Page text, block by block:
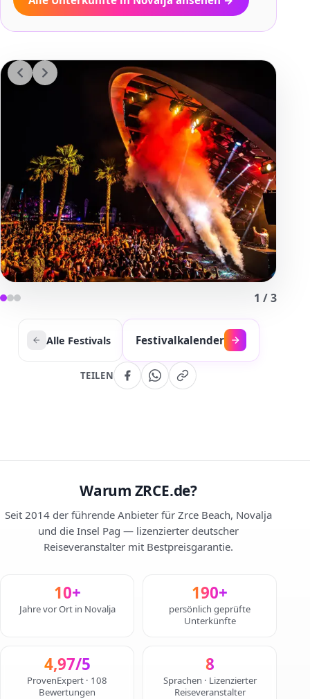
1 /3
Alle Festivals Festivalkalender
TEILEN
Warum ZRCE.de?
Seit 2014 der führende Anbieter für Zrce Beach, Novalja
und die Insel Pag — lizenzierter deutscher
Reiseveranstalter mit Bestpreisgarantie.
10+
Jahre vor Ort in Novalja
190+
persönlich geprüfte
Unterkünfte
4,97/5
ProvenExpert · 108
Bewertungen
8
Sprachen · Lizenzierter
Reiseveranstalter